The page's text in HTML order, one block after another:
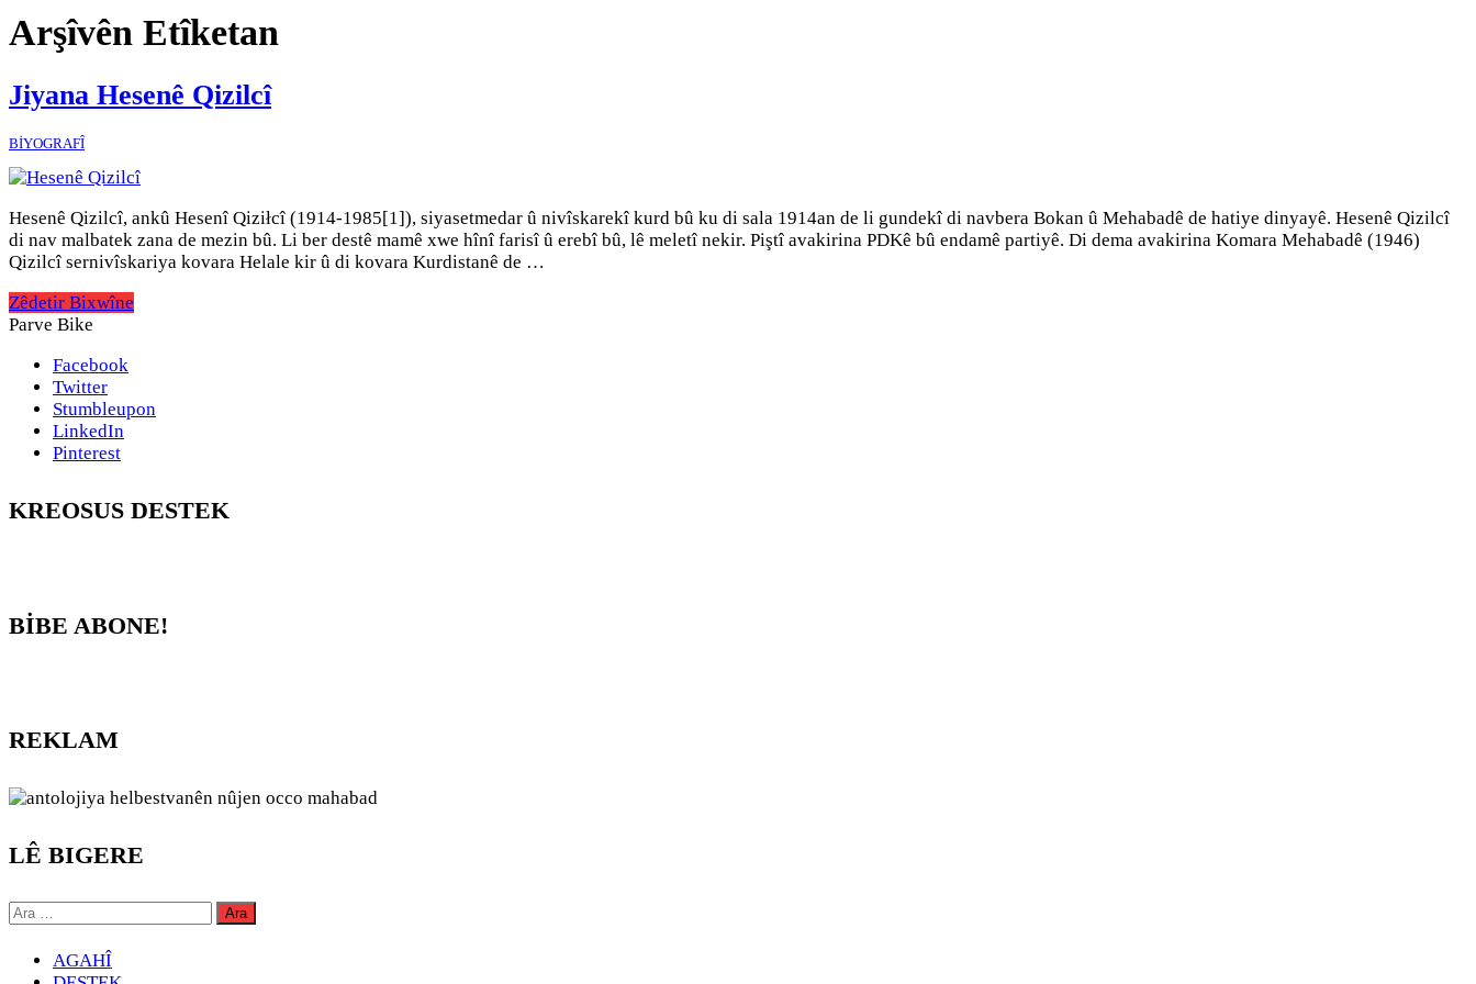
Arşîvên Etîketan
Jiyana Hesenê Qizilcî
BİYOGRAFÎ
Hesenê Qizilcî, ankû Hesenî Qiziłcî (1914-1985[1]), siyasetmedar û nivîskarekî kurd bû ku di sala 1914an de li gundekî di navbera Bokan û Mehabadê de hatiye dinyayê. Hesenê Qizilcî
di nav malbatek zana de mezin bû. Li ber destê mamê xwe hînî farisî û erebî bû, lê meletî nekir. Piştî avakirina PDKê bû endamê partiyê. Di dema avakirina Komara Mehabadê (1946)
Qizilcî sernivîskariya kovara Helale kir û di kovara Kurdistanê de …
Zêdetir Bixwîne
Parve Bike
Facebook
Twitter
Stumbleupon
LinkedIn
Pinterest
KREOSUS DESTEK
BİBE ABONE!
REKLAM
LÊ BIGERE
Arama:
AGAHÎ